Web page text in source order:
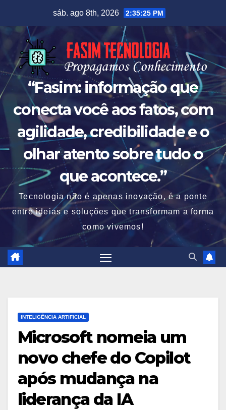
sáb. ago 8th, 2026 2:35:26 PM
“Fasim: informação que
conecta você aos fatos, com
agilidade, credibilidade e o
olhar atento sobre tudo o
que acontece.”
Tecnologia não é apenas inovação, é a ponte
entre ideias e soluções que transformam a forma
como vivemos!
INTELIGÊNCIA ARTIFICIAL
Microsoft nomeia um
novo chefe do Copilot
após mudança na
liderança da IA